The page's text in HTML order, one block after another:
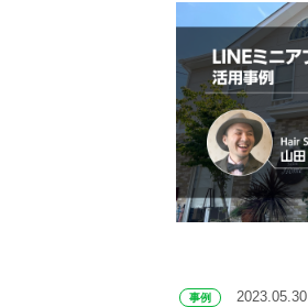
事例 2023.05.30